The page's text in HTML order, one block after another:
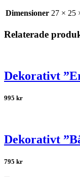
Dimensioner 27 × 25
Relaterade
Dekorativt
995 kr
Dekorativt
795 kr